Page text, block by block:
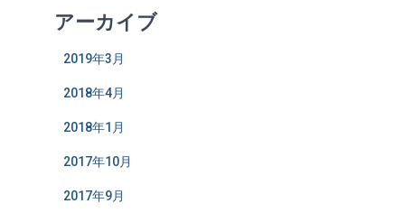
アーカイブ
2019年3月
2018年4月
2018年1月
2017年10月
2017年9月